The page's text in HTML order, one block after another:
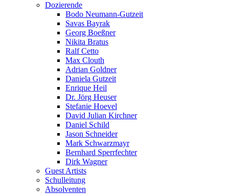
Dozierende
Bodo Neumann-Gutzeit
Savas Bayrak
Georg Boeßner
Nikita Bratus
Ralf Cetto
Max Clouth
Adrian Goldner
Daniela Gutzeit
Enrique Heil
Dr. Jörg Heuser
Stefanie Hoevel
David Julian Kirchner
Daniel Schild
Jason Schneider
Mark Schwarzmayr
Bernhard Sperrfechter
Dirk Wagner
Guest Artists
Schulleitung
Absolventen